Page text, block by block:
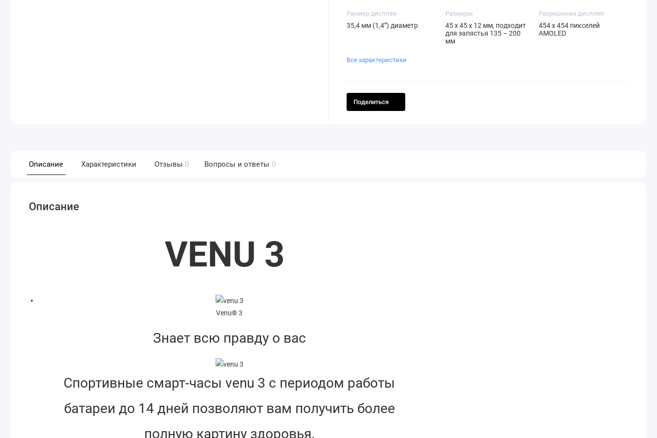
Размер дисплея
35,4 мм (1,4”) диаметр
Размеры
45 х 45 х 12 мм, подходит
для запястья 135 – 200
мм
Разрешение дисплея
454 х 454 пикселей
AMOLED
Все характеристики
Поделиться
Описание Характеристики Отзывы 0 Вопросы и ответы 0
Описание
VENU 3
Venu® 3
Знает всю правду о вас
Спортивные смарт-часы venu 3 с периодом работы
батареи до 14 дней позволяют вам получить более
полную картину здоровья.